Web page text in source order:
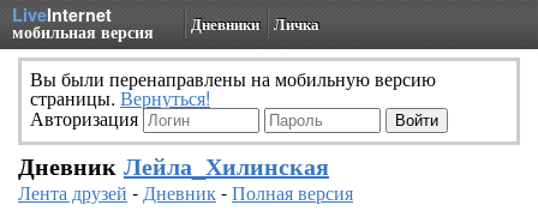
LiveInternet
мобильная версия Дневники Личка
Вы были перенаправлены на мобильную версию
страницы. Вернуться!
Авторизация
Дневник Лейла_Хилинская
Лента друзей -Дневник-Полная версия